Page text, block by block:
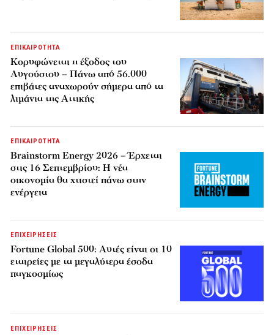
ΕΠΙΚΑΙΡΟΤΗΤΑ
Κορυφώνεται η έξοδος του
Αυγούστου – Πάνω από 56.000
επιβάτες αναχωρούν σήμερα από τα
λιμάνια της Αττικής
ΕΠΙΚΑΙΡΟΤΗΤΑ
Brainstorm Energy 2026 – Έρχεται
στις 16 Σεπτεμβρίου: Η νέα
οικονομία θα χτιστεί πάνω στην
ενέργεια
ΕΠΙΧΕΙΡΗΣΕΙΣ
Fortune Global 500: Αυτές είναι οι 10
εταιρείες με τα μεγαλύτερα έσοδα
παγκοσμίως
ΕΠΙΧΕΙΡΗΣΕΙΣ